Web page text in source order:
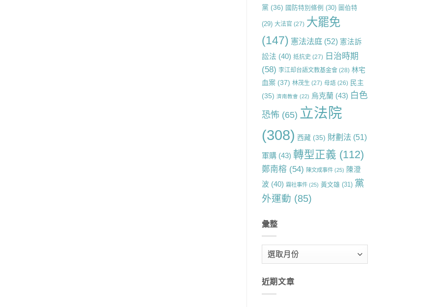
黨 (36) 國防特別條例 (30) 圖伯特
(29) 大法官(27) 大罷免
(147) 憲法法庭(52) 憲法訴
訟法 (40) 抵抗史 (27) 日治時期
(58) 李江却台語文教基金會(28) 林宅
血案(37) 林茂生 (27) 母語(26) 民主
(35) 濟南教會 (22) 烏克蘭(43) 白色
恐怖 (65) 立法院
(308) 西藏(35) 財劃法(51)
軍購(43) 轉型正義 (112)
鄭南榕 (54) 陳文成事件(25) 陳澄
波 (40) 霧社事件(25) 黃文雄(31) 黨
外運動 (85)
彙整
近期文章